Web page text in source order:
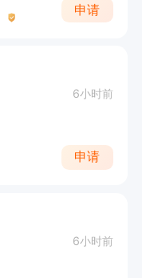
申请
6小时前
申请
6小时前